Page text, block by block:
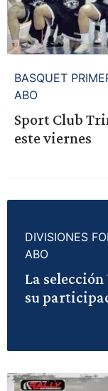
BASQUET
ABO
Sport Club
este viernes
DIVISIONES
ABO
La
su